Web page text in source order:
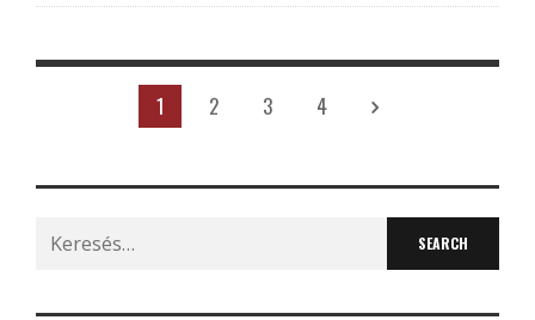
1 2 3 4
Search
for: